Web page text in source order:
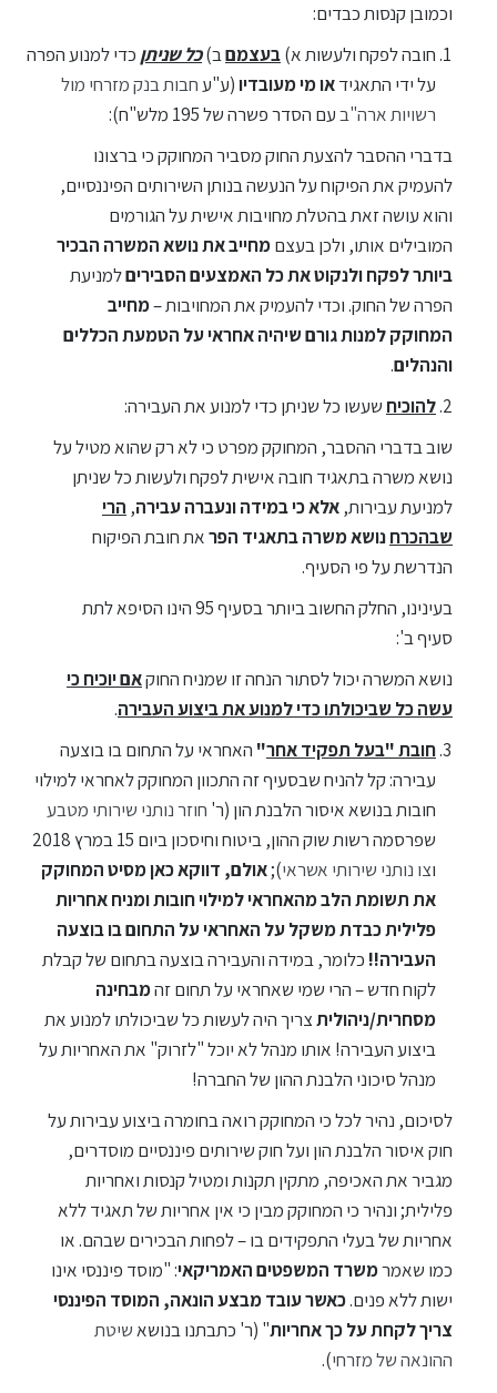
וכמובן קנסות כבדים:
חובה לפקח ולעשות א)בעצמםב)כל שניתן כדי למנוע הפרה
על ידי התאגידאו מי מעובדיו(ע"ע חבות בנק מזרחי מול
רשויות ארה"בעם הסדר פשרה של 195 מלש"ח):
בדברי ההסבר להצעת החוק מסביר המחוקק כי ברצונו
להעמיק את הפיקוח על הנעשה בנותן השירותים הפיננסיים,
והוא עושה זאת בהטלת מחויבות אישית על הגורמים
המובילים אותו, ולכן בעצםמחייב את נושא המשרה הבכיר
ביותר לפקח ולנקוט את כל האמצעים הסביריםלמניעת
הפרה של החוק. וכדי להעמיק את המחויבות –מחייב
המחוקק למנות גורם שיהיה אחראי על הטמעת הכללים
והנהלים.
להוכיח שעשו כל שניתן כדי למנוע את העבירה:
שוב בדברי ההסבר, המחוקק מפרט כי לא רק שהוא מטיל על
נושא משרה בתאגיד חובה אישית לפקח ולעשות כל שניתן
למניעת עבירות, אלא כי במידה ונעברה עבירה, הרי
שבהכרחנושא משרה בתאגיד הפראת חובת הפיקוח
הנדרשת על פי הסעיף.
בעינינו, החלק החשוב ביותר בסעיף 95 הינו הסיפא לתת
סעיף ב':
נושא המשרה יכול לסתור הנחה זו שמניח החוקאם יוכיח כי
עשה כל שביכולתו כדי למנוע את ביצוע העבירה.
חובת "בעל תפקיד אחר" האחראי על התחום בו בוצעה
עבירה: קל להניח שבסעיף זה התכוון המחוקק לאחראי למילוי
חובות בנושא איסור הלבנת הון (ר' חוזר נותני שירותי מטבע
שפרסמה רשות שוק ההון, ביטוח וחיסכון ביום 15 במרץ 2018
וצו נותני שירותי אשראי);אולם, דווקא כאן מסיט המחוקק
את תשומת הלב מהאחראי למילוי חובות ומניח אחריות
פלילית כבדת משקל על האחראי על התחום בו בוצעה
העבירה!! כלומר, במידה והעבירה בוצעה בתחום של קבלת
לקוח חדש – הרי שמי שאחראי על תחום זהמבחינה
מסחרית/ניהוליתצריך היה לעשות כל שביכולתו למנוע את
ביצוע העבירה! אותו מנהל לא יוכל "לזרוק" את האחריות על
מנהל סיכוני הלבנת ההון של החברה!
לסיכום, נהיר לכל כי המחוקק רואה בחומרה ביצוע עבירות על
חוק איסור הלבנת הון ועל חוק שירותים פיננסיים מוסדרים,
מגביר את האכיפה, מתקין תקנות ומטיל קנסות ואחריות
פלילית; ונהיר כי המחוקק מבין כי אין אחריות של תאגיד ללא
אחריות של בעלי התפקידים בו – לפחות הבכירים שבהם. או
כמו שאמרמשרד המשפטים האמריקאי: "מוסד פיננסי אינו
ישות ללא פנים.כאשר עובד מבצע הונאה, המוסד הפיננסי
צריך לקחת על כך אחריות" (ר' כתבתנו בנושאשיטת
ההונאה של מזרחי).